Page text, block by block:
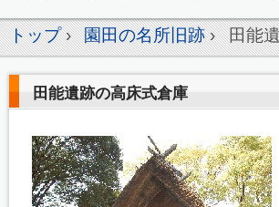
トップ› 園田の名所旧跡› 田能
田能遺跡の高床式倉庫